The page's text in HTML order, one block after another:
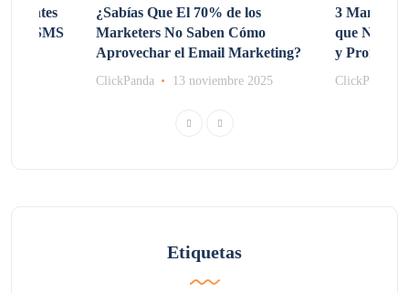
Clientes
SMS
¿Sabías Que El 70% de los
Marketers No Saben Cómo
Aprovechar el Email Marketing?
ClickPanda 13 noviembre 2025
3 Maneras
que No
y
ClickPanda
Etiquetas